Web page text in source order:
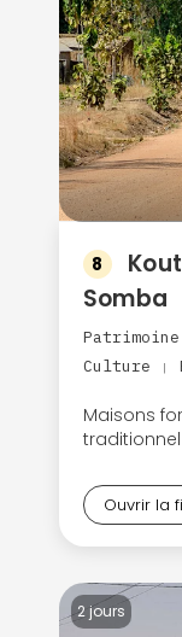
8
Somba
Culture |
Maisons
Ouvrir la
2 jours